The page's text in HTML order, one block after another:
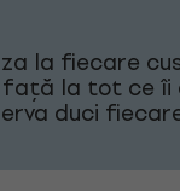
la fiecare
la tot ce îi
duci